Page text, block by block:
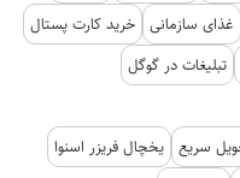
غذای سازمانی خرید کارت پستال
تبلیغات در گوگل
سریع یخچال فریزر اسنوا